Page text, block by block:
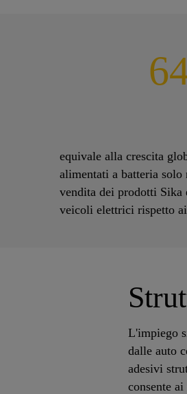
equivale alla crescita
alimentati a batteria
vendita dei prodotti Sika
veicoli elettrici rispetto
L'impiego
dalle auto
adesivi
consente